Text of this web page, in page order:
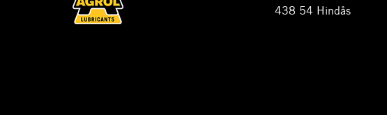
438 54 Hindås